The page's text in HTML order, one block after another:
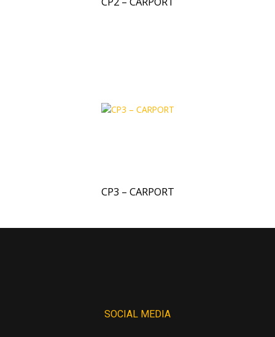
CP3 – CARPORT
SOCIAL MEDIA